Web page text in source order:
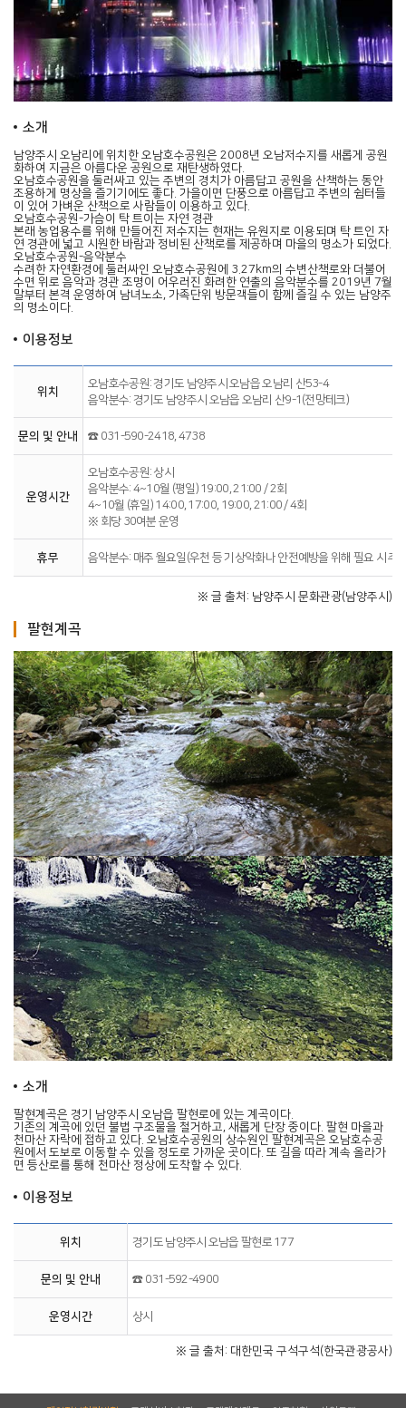
소개
남양주시 오남리에 위치한 오남호수공원은 2008년 오남저수지를 새롭게 공원
화하여 지금은 아름다운 공원으로 재탄생하였다.
오남호수공원을 둘러싸고 있는 주변의 경치가 아름답고 공원을 산책하는 동안
조용하게 명상을 즐기기에도 좋다. 가을이면 단풍으로 아름답고 주변의 쉼터들
이 있어 가벼운 산책으로 사람들이 이용하고 있다.
오남호수공원-가슴이 탁 트이는 자연 경관
본래 농업용수를 위해 만들어진 저수지는 현재는 유원지로 이용되며 탁 트인 자
연 경관에 넓고 시원한 바람과 정비된 산책로를 제공하며 마을의 명소가 되었다.
오남호수공원-음악분수
수려한 자연환경에 둘러싸인 오남호수공원에 3.27km의 수변산책로와 더불어
수면 위로 음악과 경관 조명이 어우러진 화려한 연출의 음악분수를 2019년 7월
말부터 본격 운영하여 남녀노소, 가족단위 방문객들이 함께 즐길 수 있는 남양주
의 명소이다.
이용정보
위치
오남호수공원: 경기도 남양주시 오남읍 오남리 산53-4
음악분수: 경기도 남양주시 오남읍 오남리 산9-1(전망테크)
문의 및 안내 ☎ 031-590-2418, 4738
운영시간
오남호수공원: 상시
음악분수: 4~10월 (평일) 19:00, 21:00 / 2회
4~10월 (휴일) 14:00, 17:00, 19:00, 21:00 / 4회
※ 회당 30여분 운영
휴무 음악분수: 매주 월요일(우천 등 기상악화나 안전예방을 위해 필요 시 추
※ 글 출처: 남양주시 문화관광(남양주시)
팔현계곡
소개
팔현계곡은 경기 남양주시 오남읍 팔현로에 있는 계곡이다.
기존의 계곡에 있던 불법 구조물을 철거하고, 새롭게 단장 중이다. 팔현 마을과
천마산 자락에 접하고 있다. 오남호수공원의 상수원인 팔현계곡은 오남호수공
원에서 도보로 이동할 수 있을 정도로 가까운 곳이다. 또 길을 따라 계속 올라가
면 등산로를 통해 천마산 정상에 도착할 수 있다.
이용정보
위치 경기도 남양주시 오남읍 팔현로 177
문의 및 안내 ☎ 031-592-4900
운영시간 상시
※ 글 출처: 대한민국 구석구석(한국관광공사)